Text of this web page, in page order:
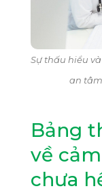
Sự thấu hiểu
an
Bảng
về
chưa